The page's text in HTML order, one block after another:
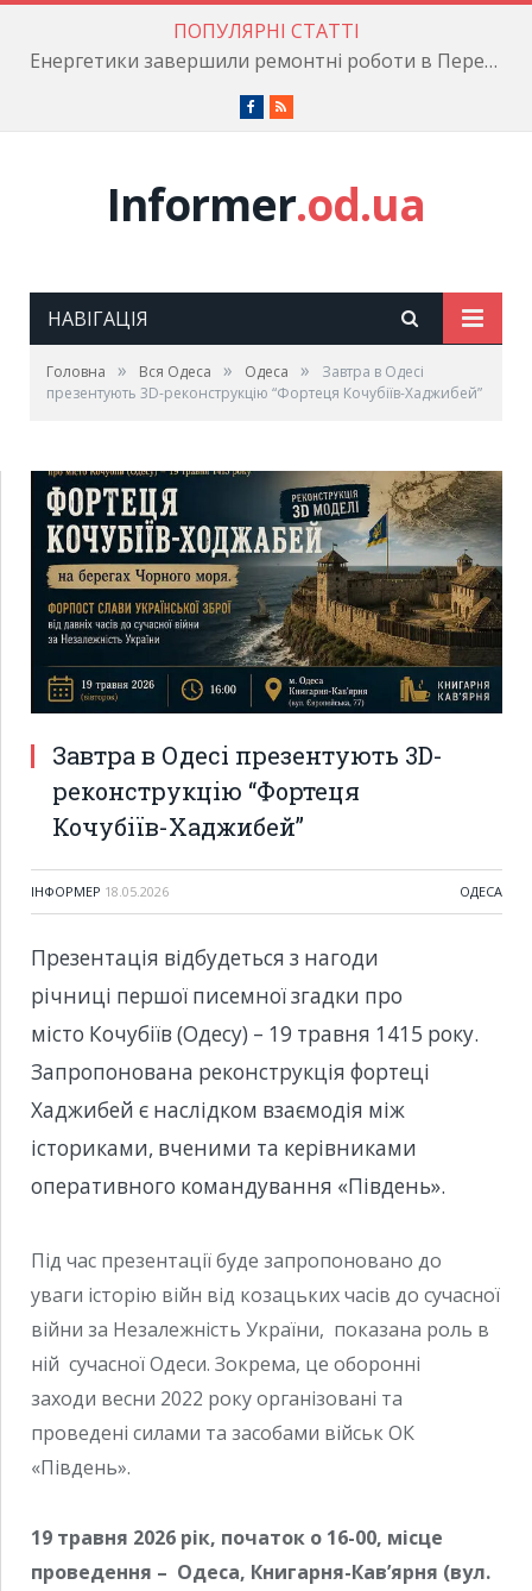
ПОПУЛЯРНІ СТАТТІ
Енергетики завершили ремонтні роботи в Пересипському районі
Facebook
RSS
Informer.od.ua
НАВІГАЦІЯ
Головна » Вся Одеса » Одеса »
Завтра в Одесі
презентують 3D-реконструкцію “Фортеця Кочубіїв-Хаджибей”
Завтра в Одесі презентують 3D-
реконструкцію “Фортеця
Кочубіїв-Хаджибей”
ІНФОРМЕР 18.05.2026 ОДЕСА
Презентація відбудеться з нагоди
річниці першої писемної згадки про
місто Кочубіїв (Одесу) – 19 травня 1415 року.
Запропонована реконструкція фортеці
Хаджибей є наслідком взаємодія між
істориками, вченими та керівниками
оперативного командування «Південь».
Під час презентації буде запропоновано до
уваги історію війн від козацьких часів до сучасної
війни за Незалежність України, показана роль в
ній сучасної Одеси. Зокрема, це оборонні
заходи весни 2022 року організовані та
проведені силами та засобами військ ОК
«Південь».
19 травня 2026 рік, початок о 16-00, місце
проведення – Одеса, Книгарня-Кавʼярня (вул.